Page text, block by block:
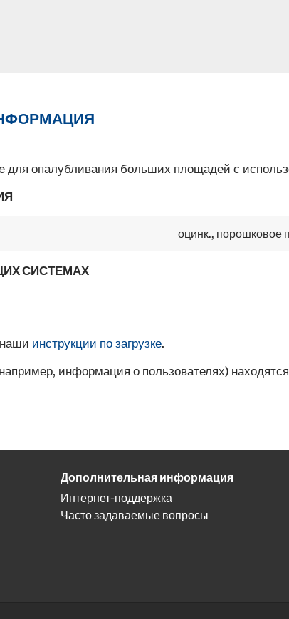
для опалубливания больших площадей с
оцинк., порошковое
СИСТЕМАХ
инструкции по загрузке.
информация о пользователях)
Дополнительная информация
Интернет-поддержка
Часто задаваемые вопросы